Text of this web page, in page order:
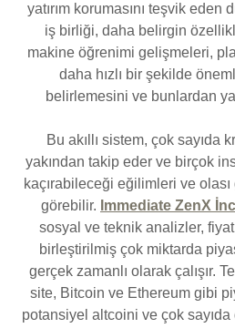
yatırım korumasını teşvik
iş birliği, daha belirgin
makine öğrenimi gelişmeleri,
daha hızlı bir şekilde
belirlemesini ve bunlardan
Bu akıllı sistem, çok sayıda
yakından takip eder ve birçok
kaçırabileceği eğilimleri ve olası
görebilir. Immediate ZenX
sosyal ve teknik analizler, fiyat
birleştirilmiş çok miktarda
gerçek zamanlı olarak çalışır.
site, Bitcoin ve Ethereum gibi
potansiyel altcoini ve çok